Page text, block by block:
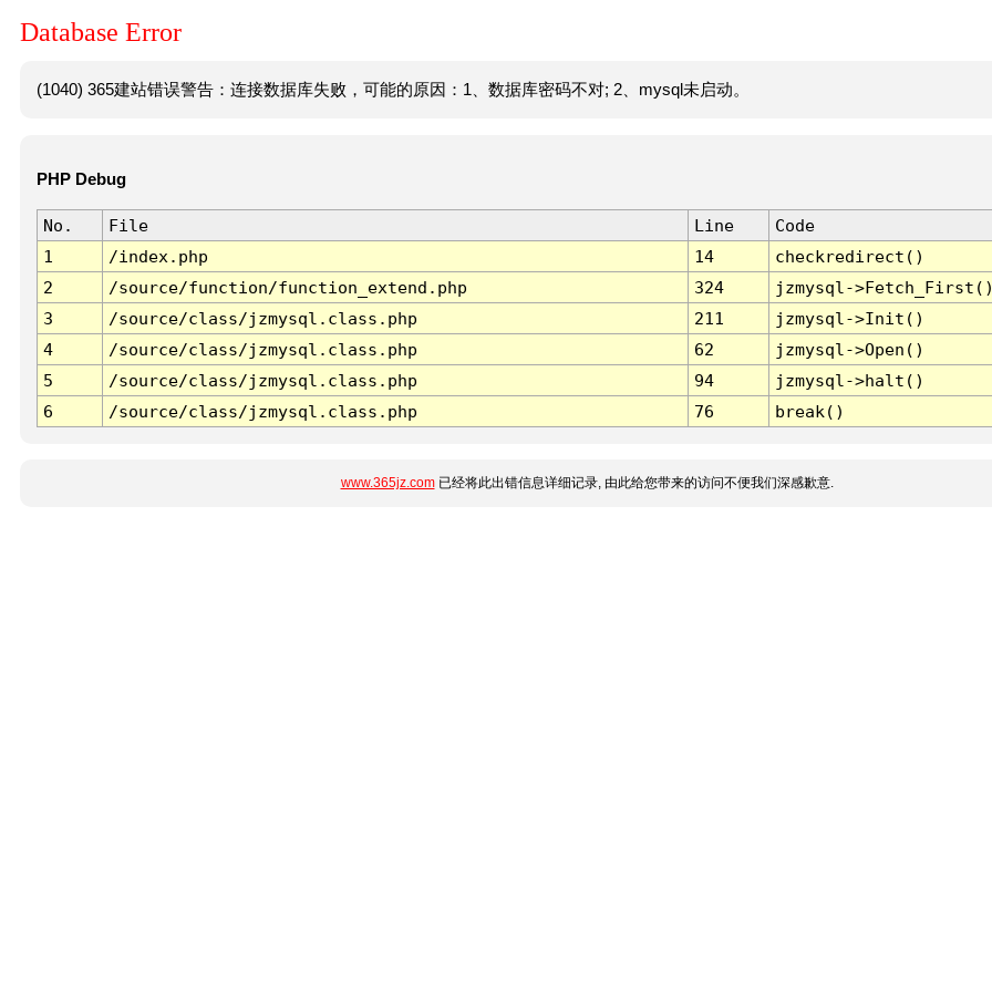
Database Error
(1040) 365建站错误警告：连接数据库失败，可能的原因：1、数据库密码不对; 2、mysql未启动。
PHP Debug
No. File Line
Code
1
/index.php 14
checkredirect()
2
/source/function/function_extend.php 324
jzmysql-
3
/source/class/jzmysql.class.php 211
jzmysql->Init()
4
/source/class/jzmysql.class.php 62
jzmysql->Open()
5
/source/class/jzmysql.class.php 94
jzmysql->halt()
6
/source/class/jzmysql.class.php 76 break()
www.365jz.com已经将此出错信息详细记录, 由此给您带来的访问不便我们深感歉意.